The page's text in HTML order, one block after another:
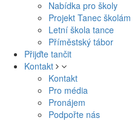
Nabídka pro školy
Projekt Tanec školám
Letní škola tance
Příměstský tábor
Přijďte tančit
Kontakt
Kontakt
Pro média
Pronájem
Podpořte nás